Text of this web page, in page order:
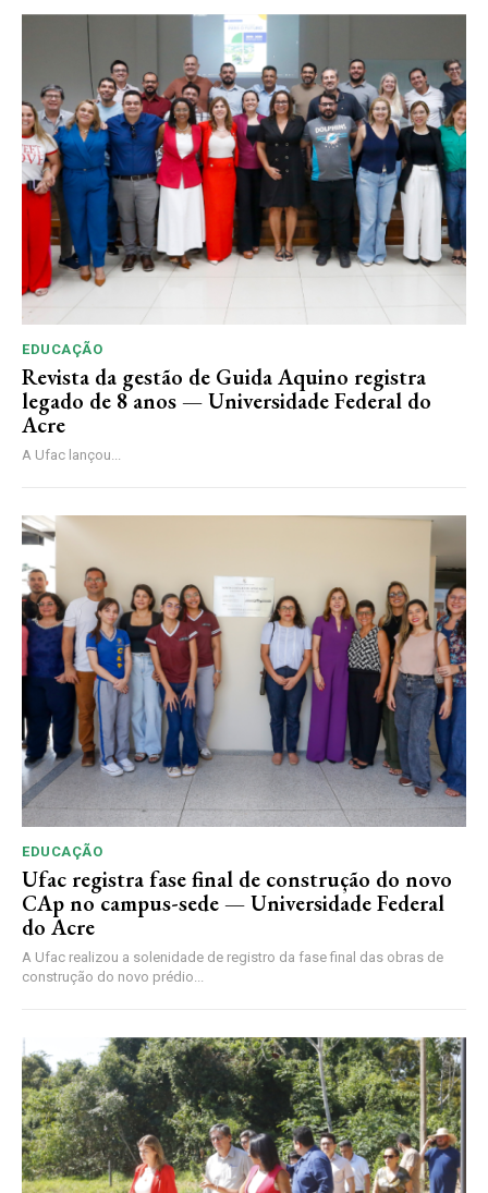
EDUCAÇÃO
Revista da gestão de Guida Aquino registra
legado de 8 anos — Universidade Federal do
Acre
A Ufac lançou...
EDUCAÇÃO
Ufac registra fase final de construção do novo
CAp no campus-sede — Universidade Federal
do Acre
A Ufac realizou a solenidade de registro da fase final das obras de
construção do novo prédio...